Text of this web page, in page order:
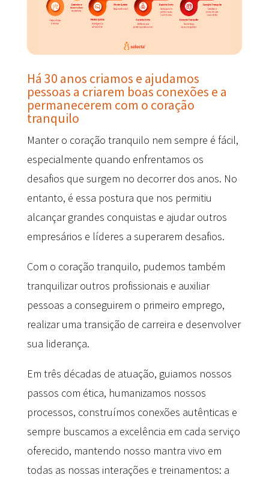
Há 30 anos criamos e ajudamos
pessoas a criarem boas conexões e a
permanecerem com o coração
tranquilo
Manter o coração tranquilo nem sempre é fácil,
especialmente quando enfrentamos os
desafios que surgem no decorrer dos anos. No
entanto, é essa postura que nos permitiu
alcançar grandes conquistas e ajudar outros
empresários e líderes a superarem desafios.
Com o coração tranquilo, pudemos também
tranquilizar outros profissionais e auxiliar
pessoas a conseguirem o primeiro emprego,
realizar uma transição de carreira e desenvolver
sua liderança.
Em três décadas de atuação, guiamos nossos
passos com ética, humanizamos nossos
processos, construímos conexões autênticas e
sempre buscamos a excelência em cada serviço
oferecido, mantendo nosso mantra vivo em
todas as nossas interações e treinamentos: a